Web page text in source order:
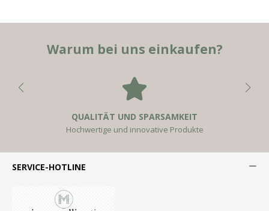
Warum bei uns einkaufen?
QUALITÄT UND SPARSAMKEIT
Hochwertige und innovative Produkte
SERVICE-HOTLINE